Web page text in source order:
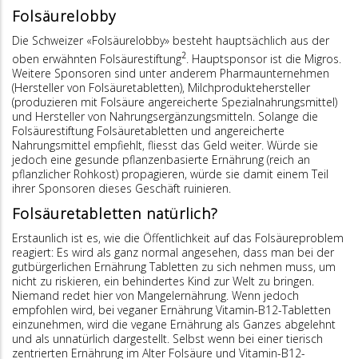
Folsäurelobby
Die Schweizer «Folsäurelobby» besteht hauptsächlich aus der
oben erwähnten Folsäurestiftung2. Hauptsponsor ist die Migros.
Weitere Sponsoren sind unter anderem Pharmaunternehmen
(Hersteller von Folsäuretabletten), Milchproduktehersteller
(produzieren mit Folsäure angereicherte Spezialnahrungsmittel)
und Hersteller von Nahrungsergänzungsmitteln. Solange die
Folsäurestiftung Folsäuretabletten und angereicherte
Nahrungsmittel empfiehlt, fliesst das Geld weiter. Würde sie
jedoch eine gesunde pflanzenbasierte Ernährung (reich an
pflanzlicher Rohkost) propagieren, würde sie damit einem Teil
ihrer Sponsoren dieses Geschäft ruinieren.
Folsäuretabletten natürlich?
Erstaunlich ist es, wie die Öffentlichkeit auf das Folsäureproblem
reagiert: Es wird als ganz normal angesehen, dass man bei der
gutbürgerlichen Ernährung Tabletten zu sich nehmen muss, um
nicht zu riskieren, ein behindertes Kind zur Welt zu bringen.
Niemand redet hier von Mangelernährung. Wenn jedoch
empfohlen wird, bei veganer Ernährung Vitamin-B12-Tabletten
einzunehmen, wird die vegane Ernährung als Ganzes abgelehnt
und als unnatürlich dargestellt. Selbst wenn bei einer tierisch
zentrierten Ernährung im Alter Folsäure und Vitamin-B12-